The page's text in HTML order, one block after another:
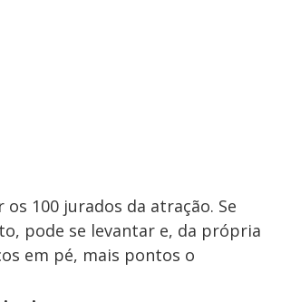
100 jurados da atração. Se
pode se levantar e, da própria
em pé, mais pontos o